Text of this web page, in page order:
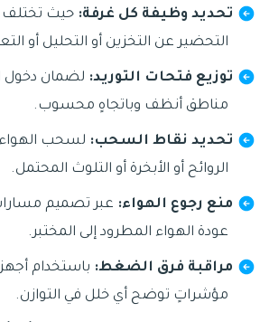
تحديد وظيفة كل غرفة: حيث تختلف
التحضير عن التخزين أو التحليل أو
توزيع فتحات التوريد: لضمان دخول
مناطق أنظف وباتجاهٍ محسوب.
تحديد نقاط السحب: لسحب
الروائح أو الأبخرة أو التلوث المحتمل.
منع رجوع الهواء: عبر تصميم
عودة الهواء المطرود إلى المختبر.
مراقبة فرق الضغط: باستخدام
مؤشراتٍ توضح أي خلل في التوازن.